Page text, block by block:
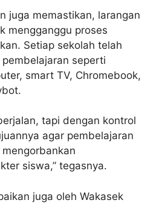
juga memastikan, larangan
mengganggu proses
Setiap sekolah telah
seperti
smart TV, Chromebook,
tapi dengan kontrol
agar pembelajaran
siswa,” tegasnya.
juga oleh Wakasek